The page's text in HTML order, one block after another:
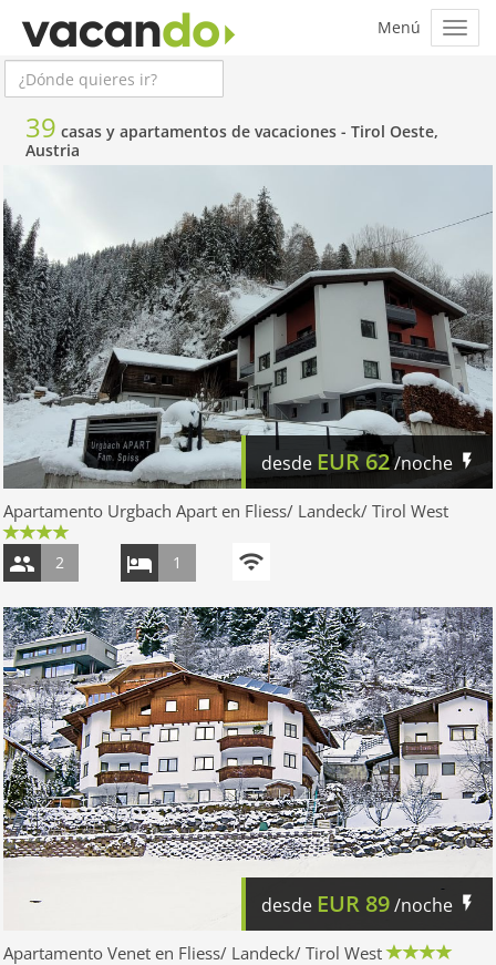
39 casas y apartamentos de vacaciones - Tirol Oeste,
Austria
desde EUR62/noche
Apartamento Urgbach Apart en Fliess/ Landeck/ Tirol West
2 1
desde EUR 89/noche
Apartamento Venet en Fliess/ Landeck/ Tirol West